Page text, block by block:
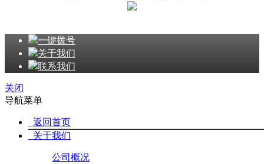
一键拨号
关于我们
联系我们
关闭
导航菜单
返回首页
关于我们
公司概况